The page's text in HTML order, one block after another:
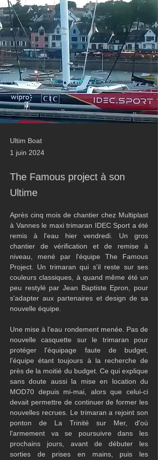
Ultim Boat
1 juin 2024
The Famous project à son
Ultime
Après cinq mois de chantier chez Multiplast
à Vannes le maxi trimaran IDEC Sport a été
remis à l'eau hier vendredi. Un gros
chantier de vérification et de remise à
niveau, mené par l'équipe The Famous
Project. Un trimaran qui s'il reste sur ses
couleurs classiques, à quand même été un
peu restylé par Jean Baptiste Epron, pour
s'adapter aux partenaires et design de sa
nouvelle équipe.
Une mise à l'eau rondement menée. Pas de
nouvelle casquette sur le trimaran pour
protéger l'équipage faute de budget,
l'équipe étant toujours à la recherche de
près de la moitié du budget. Ce qui explique
sans doute aussi la mise en location du
MOD70 depuis mi-mai, alors que celui-ci
devait permettre de continuer de former les
nouvelles recrues. Le trimaran a rejoint son
ponton de La Trinité sur Mer, d'où
l'armement va se poursuivre dans les
prochains jours, avant de débuter les
sorties de prises en mains, puis les